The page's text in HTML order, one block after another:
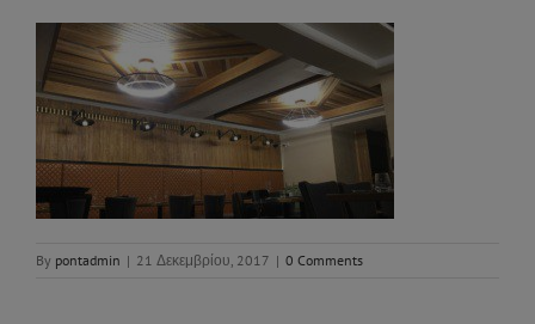
By pontadmin | 21 Δεκεμβρίου, 2017 | 0 Comments